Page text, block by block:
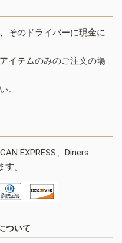
そのドライバーに現金に
イテムのみのご注文の場
。
EXPRESS、Diners
。
ついて